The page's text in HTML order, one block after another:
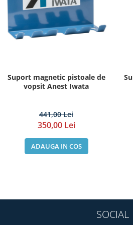
Pompe de vopsit originale Anest
Iwata
Pompe pneumatice cu membrana
Aerografe / Airbrush Iwata
Manometre
Suport magnetic pistoale de
vopsit Anest Iwata
441,00 Lei
350,00 Lei
ADAUGA IN COS
SOCIAL